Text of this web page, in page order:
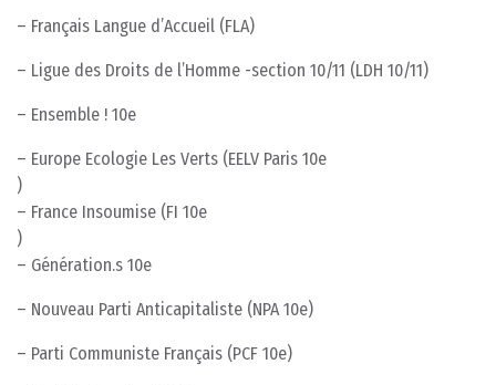
– Français Langue d’Accueil (FLA)
– Ligue des Droits de l’Homme -section 10/11 (LDH 10/11)
– Ensemble ! 10e
– Europe Ecologie Les Verts (EELV Paris 10e
)
– France Insoumise (FI 10e
)
– Génération.s 10e
– Nouveau Parti Anticapitaliste (NPA 10e)
– Parti Communiste Français (PCF 10e)